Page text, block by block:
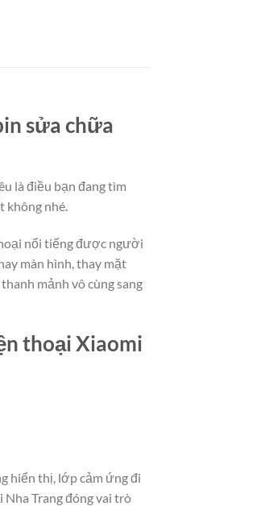
sửa chữa
là điều bạn đang tìm
không nhé.
nổi tiếng được người
màn hình, thay mặt
mảnh vô cùng sang
thoại Xiaomi
hiển thị, lớp cảm ứng đi
Trang đóng vai trò